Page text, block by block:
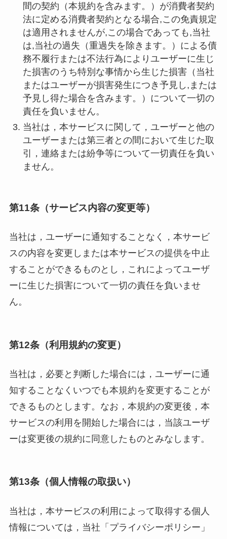
間の契約（本規約を含みます。）が消費者契約
法に定める消費者契約となる場合,この免責規定
は適用されませんが,この場合であっても,当社
は,当社の過失（重過失を除きます。）による債
務不履行または不法行為によりユーザーに生じ
た損害のうち特別な事情から生じた損害（当社
またはユーザーが損害発生につき予見し,または
予見し得た場合を含みます。）について一切の
責任を負いません。
当社は，本サービスに関して，ユーザーと他の
ユーザーまたは第三者との間において生じた取
引，連絡または紛争等について一切責任を負い
ません。
第11条（サービス内容の変更等）
当社は，ユーザーに通知することなく，本サービ
スの内容を変更しまたは本サービスの提供を中止
することができるものとし，これによってユーザ
ーに生じた損害について一切の責任を負いませ
ん。
第12条（利用規約の変更）
当社は，必要と判断した場合には，ユーザーに通
知することなくいつでも本規約を変更することが
できるものとします。なお，本規約の変更後，本
サービスの利用を開始した場合には，当該ユーザ
ーは変更後の規約に同意したものとみなします。
第13条（個人情報の取扱い）
当社は，本サービスの利用によって取得する個人
情報については，当社「プライバシーポリシー」